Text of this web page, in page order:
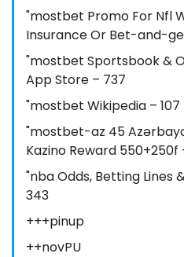
"mostbet Promo For Nfl
Insurance Or Bet-and-
"‎mostbet Sportsbook &
App Store – 737
"mostbet Wikipedia – 107
"mostbet-az 45
Kazino Reward 550+250f
"nba Odds, Betting Lines
343
+++pinup
++novPU